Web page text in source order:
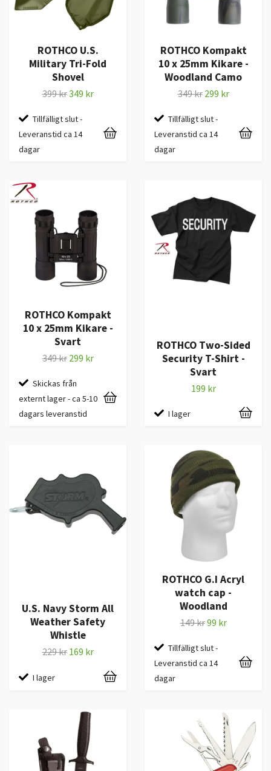
ROTHCO U.S.
Military Tri-Fold
Shovel
399 kr349 kr
Tillfälligt slut -
Leveranstid ca 14
dagar
ROTHCO Kompakt
10 x 25mm Kikare -
Woodland Camo
349 kr 299 kr
Tillfälligt slut -
Leveranstid ca 14
dagar
ROTHCO Kompakt
10 x 25mm Kikare -
Svart
349 kr 299 kr
Skickas från
externt lager - ca 5-10
dagars leveranstid
ROTHCO Two-Sided
Security T-Shirt -
Svart
199 kr
I lager
U.S. Navy Storm All
Weather Safety
Whistle
229 kr 169 kr
I lager
ROTHCO G.I Acryl
watch cap -
Woodland
149 kr99 kr
Tillfälligt slut -
Leveranstid ca 14
dagar